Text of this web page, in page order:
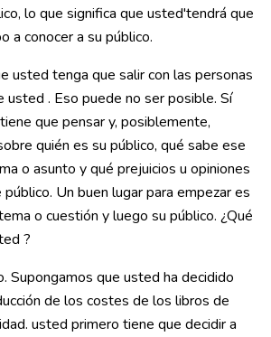
lo que significa que usted'tendrá que
a conocer a su público.
usted tenga que salir con las personas
usted . Eso puede no ser posible. Sí
que pensar y, posiblemente,
quién es su público, qué sabe ese
o asunto y qué prejuicios u opiniones
Un buen lugar para empezar es
o cuestión y luego su público. ¿Qué
?
Supongamos que usted ha decidido
de los costes de los libros de
usted primero tiene que decidir a